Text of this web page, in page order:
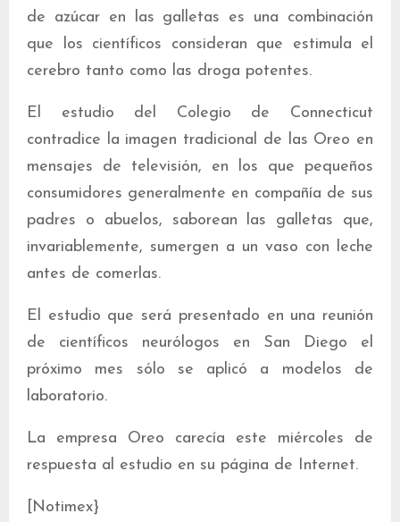
de azúcar en las galletas es una combinación
que los científicos consideran que estimula el
cerebro tanto como las droga potentes.
El estudio del Colegio de Connecticut
contradice la imagen tradicional de las Oreo en
mensajes de televisión, en los que pequeños
consumidores generalmente en compañía de sus
padres o abuelos, saborean las galletas que,
invariablemente, sumergen a un vaso con leche
antes de comerlas.
El estudio que será presentado en una reunión
de científicos neurólogos en San Diego el
próximo mes sólo se aplicó a modelos de
laboratorio.
La empresa Oreo carecía este miércoles de
respuesta al estudio en su página de Internet.
[Notimex}